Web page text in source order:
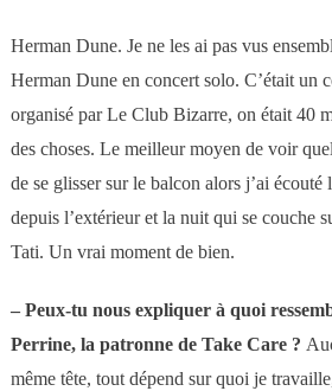
Herman Dune. Je ne les ai pas vus
Herman Dune en concert solo. C’était un
organisé par Le Club Bizarre, on était 40
des choses. Le meilleur moyen de voir
de se glisser sur le balcon alors j’ai écouté
depuis l’extérieur et la nuit qui se couche
Tati. Un vrai moment de bien.
– Peux-tu nous expliquer à quoi
Perrine, la patronne de Take Care ?
même tête, tout dépend sur quoi je